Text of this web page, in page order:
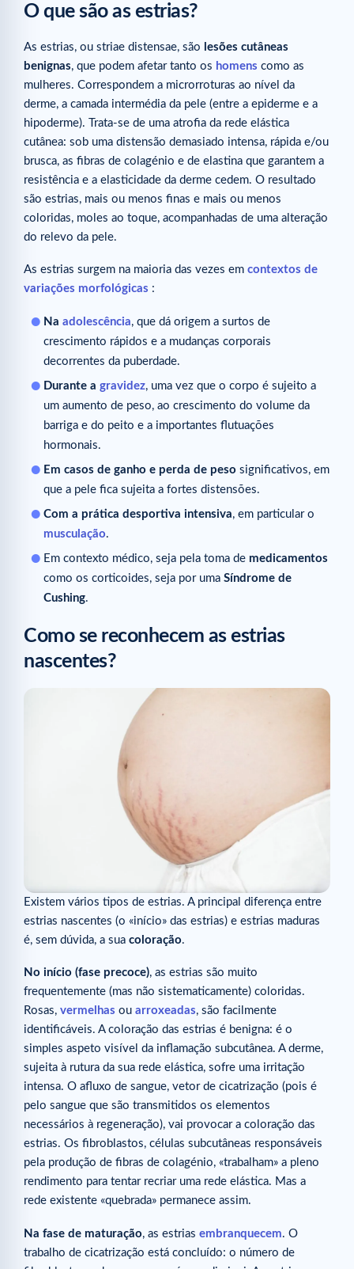
O que são as estrias?
As estrias, ou striae distensae, são lesões cutâneas
benignas, que podem afetar tanto os homens como as
mulheres. Correspondem a microrroturas ao nível da
derme, a camada intermédia da pele (entre a epiderme e a
hipoderme). Trata-se de uma atrofia da rede elástica
cutânea: sob uma distensão demasiado intensa, rápida e/ou
brusca, as fibras de colagénio e de elastina que garantem a
resistência e a elasticidade da derme cedem. O resultado
são estrias, mais ou menos finas e mais ou menos
coloridas, moles ao toque, acompanhadas de uma alteração
do relevo da pele.
As estrias surgem na maioria das vezes em contextos de
variações morfológicas :
Na adolescência, que dá origem a surtos de
crescimento rápidos e a mudanças corporais
decorrentes da puberdade.
Durante a gravidez, uma vez que o corpo é sujeito a
um aumento de peso, ao crescimento do volume da
barriga e do peito e a importantes flutuações
hormonais.
Em casos de ganho e perda de peso significativos, em
que a pele fica sujeita a fortes distensões.
Com a prática desportiva intensiva, em particular o
musculação.
Em contexto médico, seja pela toma de medicamentos
como os corticoides, seja por uma Síndrome de
Cushing.
Como se reconhecem as estrias
nascentes?
Existem vários tipos de estrias. A principal diferença entre
estrias nascentes (o «início» das estrias) e estrias maduras
é, sem dúvida, a sua coloração.
No início (fase precoce), as estrias são muito
frequentemente (mas não sistematicamente) coloridas.
Rosas, vermelhas ou arroxeadas, são facilmente
identificáveis. A coloração das estrias é benigna: é o
simples aspeto visível da inflamação subcutânea. A derme,
sujeita à rutura da sua rede elástica, sofre uma irritação
intensa. O afluxo de sangue, vetor de cicatrização (pois é
pelo sangue que são transmitidos os elementos
necessários à regeneração), vai provocar a coloração das
estrias. Os fibroblastos, células subcutâneas responsáveis
pela produção de fibras de colagénio, «trabalham» a pleno
rendimento para tentar recriar uma rede elástica. Mas a
rede existente «quebrada» permanece assim.
Na fase de maturação, as estrias embranquecem. O
trabalho de cicatrização está concluído: o número de